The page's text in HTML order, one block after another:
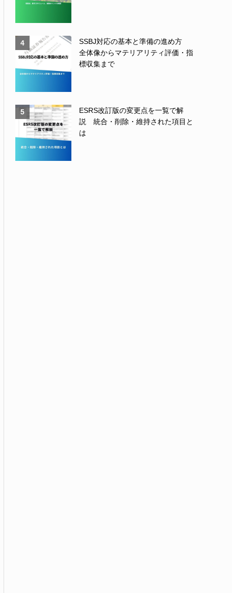
4
SSBJ対応の基本と準備の進め方
全体像からマテリアリティ評価・指
標収集まで
5
ESRS改訂版の変更点を一覧で解
説 統合・削除・維持された項目と
は